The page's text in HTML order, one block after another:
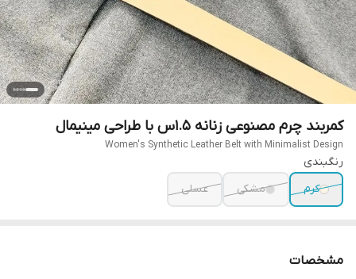
کمربند چرم مصنوعی زنانه 1.5س با طراحی مینیمال
Women's Synthetic Leather Belt with Minimalist Design
رنگبندی
کرم
مشکی عسلی
مشخصات